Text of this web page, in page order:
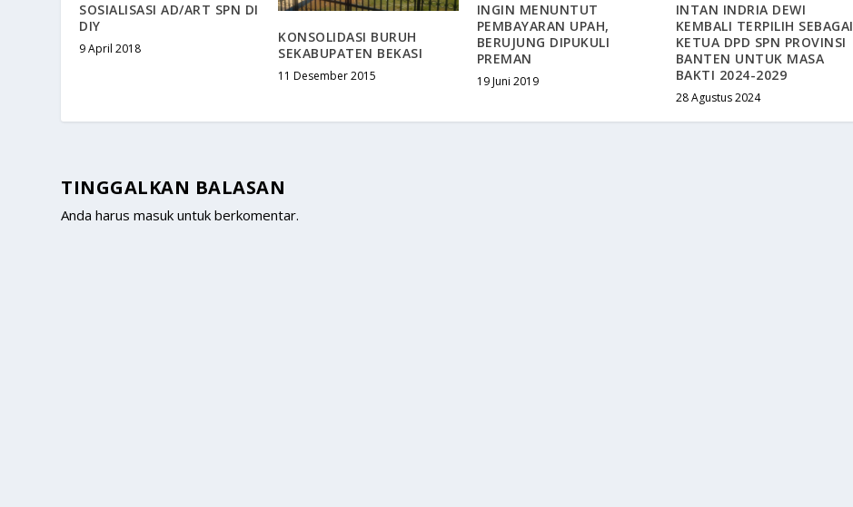
SOSIALISASI AD/ART SPN DI
DIY
9 April 2018
KONSOLIDASI BURUH
SEKABUPATEN BEKASI
11 Desember 2015
INGIN MENUNTUT
PEMBAYARAN UPAH,
BERUJUNG DIPUKULI
PREMAN
19 Juni 2019
INTAN INDRIA DEWI
KEMBALI TERPILIH SEBAGAI
KETUA DPD SPN PROVINSI
BANTEN UNTUK MASA
BAKTI 2024-2029
28 Agustus 2024
TINGGALKAN BALASAN
Anda harusmasuk untuk berkomentar.